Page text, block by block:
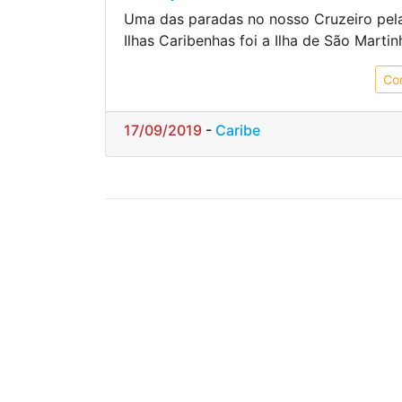
Uma das paradas no nosso Cruzeiro
Ilhas Caribenhas foi a Ilha de São
17/09/2019 - Caribe